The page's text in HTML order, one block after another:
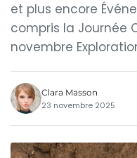
et plus encore
compris la Journée
novembre
Clara Masson
23 novembre 2025